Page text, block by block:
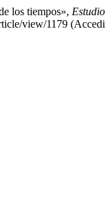
los tiempos»,
view/1179